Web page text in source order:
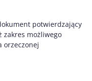
potwierdzający
zakres możliwego
orzeczonej